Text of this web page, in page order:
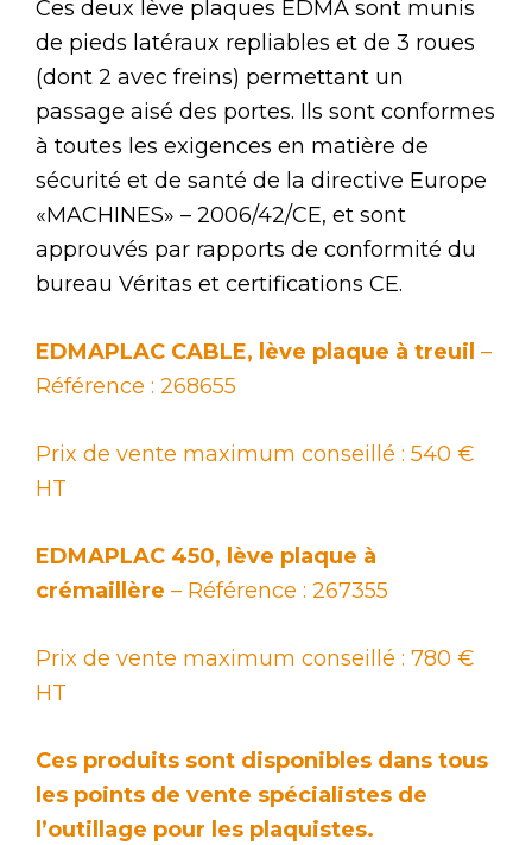
Ces deux lève plaques EDMA sont munis
de pieds latéraux repliables et de 3 roues
(dont 2 avec freins) permettant un
passage aisé des portes. Ils sont conformes
à toutes les exigences en matière de
sécurité et de santé de la directive Europe
«MACHINES» – 2006/42/CE, et sont
approuvés par rapports de conformité du
bureau Véritas et certifications CE.
EDMAPLAC CABLE, lève plaque à treuil –
Référence : 268655
Prix de vente maximum conseillé : 540 €
HT
EDMAPLAC 450, lève plaque à
crémaillère – Référence : 267355
Prix de vente maximum conseillé : 780 €
HT
Ces produits sont disponibles dans tous
les points de vente spécialistes de
l’outillage pour les plaquistes.